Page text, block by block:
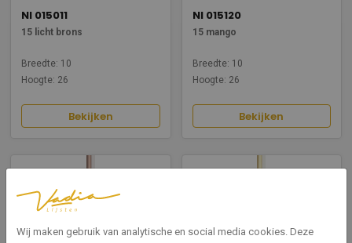
NI 015011
15 licht brons
Breedte: 10
Hoogte: 26
Bekijken
NI 015120
15 mango
Breedte: 10
Hoogte: 26
Bekijken
Wij maken gebruik van analytische en social media cookies. Deze